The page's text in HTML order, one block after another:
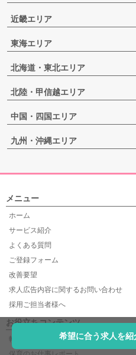
希望に合う求人を
近畿エリア
東海エリア
北海道・東北エリア
北陸・甲信越エリア
中国・四国エリア
九州・沖縄エリア
メニュー
ホーム
サービス紹介
よくある質問
ご登録フォーム
改善要望
求人広告内容に関するお問い合わせ
採用ご担当者様へ
お役立ちコンテンツ
転職ガイド